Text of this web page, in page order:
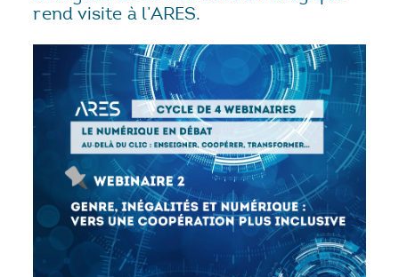
rend visite à l’ARES.